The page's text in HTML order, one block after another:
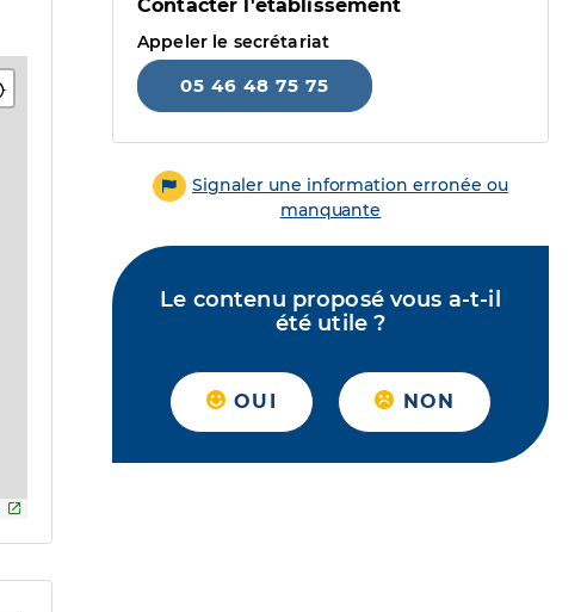
Contacter l'établissement
Appeler le secrétariat
05 46 48 75 75
Signaler une information erronée ou
manquante
Le contenu proposé vous a-t-il
été utile ?
OUI NON